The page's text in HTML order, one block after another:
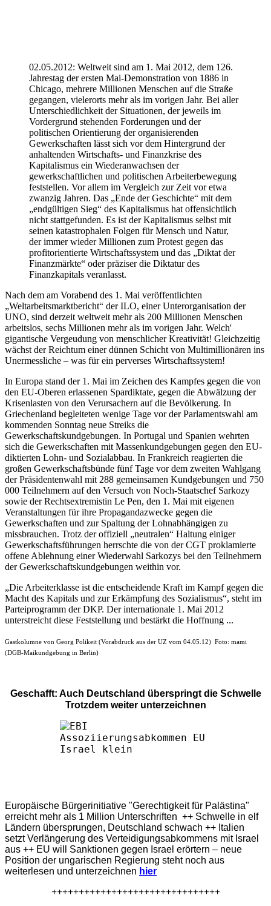
02.05.2012: Weltweit sind am 1. Mai 2012, dem 126.
Jahrestag der ersten Mai-Demonstration von 1886 in
Chicago, mehrere Millionen Menschen auf die Straße
gegangen, vielerorts mehr als im vorigen Jahr. Bei aller
Unterschiedlichkeit der Situationen, der jeweils im
Vordergrund stehenden Forderungen und der
politischen Orientierung der organisierenden
Gewerkschaften lässt sich vor dem Hintergrund der
anhaltenden Wirtschafts- und Finanzkrise des
Kapitalismus ein Wiederanwachsen der
gewerkschaftlichen und politischen Arbeiterbewegung
feststellen. Vor allem im Vergleich zur Zeit vor etwa
zwanzig Jahren. Das „Ende der Geschichte“ mit dem
„endgültigen Sieg“ des Kapitalismus hat offensichtlich
nicht stattgefunden. Es ist der Kapitalismus selbst mit
seinen katastrophalen Folgen für Mensch und Natur,
der immer wieder Millionen zum Protest gegen das
profitorientierte Wirtschaftssystem und das „Diktat der
Finanzmärkte“ oder präziser die Diktatur des
Finanzkapitals veranlasst.
Nach dem am Vorabend des 1. Mai veröffentlichten
„Weltarbeitsmarktbericht“ der ILO, einer Unterorganisation der
UNO, sind derzeit weltweit mehr als 200 Millionen Menschen
arbeitslos, sechs Millionen mehr als im vorigen Jahr. Welch'
gigantische Vergeudung von menschlicher Kreativität! Gleichzeitig
wächst der Reichtum einer dünnen Schicht von Multimillionären ins
Unermessliche – was für ein perverses Wirtschaftssystem!
In Europa stand der 1. Mai im Zeichen des Kampfes gegen die von
den EU-Oberen erlassenen Spardiktate, gegen die Abwälzung der
Krisenlasten von den Verursachern auf die Bevölkerung. In
Griechenland begleiteten wenige Tage vor der Parlamentswahl am
kommenden Sonntag neue Streiks die
Gewerkschaftskundgebungen. In Portugal und Spanien wehrten
sich die Gewerkschaften mit Massenkundgebungen gegen den EU-
diktierten Lohn- und Sozialabbau. In Frankreich reagierten die
großen Gewerkschaftsbünde fünf Tage vor dem zweiten Wahlgang
der Präsidentenwahl mit 288 gemeinsamen Kundgebungen und 750
000 Teilnehmern auf den Versuch von Noch-Staatschef Sarkozy
sowie der Rechtsextremistin Le Pen, den 1. Mai mit eigenen
Veranstaltungen für ihre Propagandazwecke gegen die
Gewerkschaften und zur Spaltung der Lohnabhängigen zu
missbrauchen. Trotz der offiziell „neutralen“ Haltung einiger
Gewerkschaftsführungen herrschte die von der CGT proklamierte
offene Ablehnung einer Wiederwahl Sarkozys bei den Teilnehmern
der Gewerkschaftskundgebungen weithin vor.
„Die Arbeiterklasse ist die entscheidende Kraft im Kampf gegen die
Macht des Kapitals und zur Erkämpfung des Sozialismus“, steht im
Parteiprogramm der DKP. Der internationale 1. Mai 2012
unterstreicht diese Feststellung und bestärkt die Hoffnung ...
Gastkolumne von Georg Polikeit (Vorabdruck aus der UZ vom 04.05.12) Foto: mami
(DGB-Maikundgebung in Berlin)
Geschafft: Auch Deutschland überspringt die Schwelle
Trotzdem weiter unterzeichnen
Europäische Bürgerinitiative "Gerechtigkeit für Palästina"
erreicht mehr als 1 Million Unterschriften ++ Schwelle in elf
Ländern übersprungen, Deutschland schwach ++ Italien
setzt Verlängerung des Verteidigungsabkommens mit Israel
aus ++ EU will Sanktionen gegen Israel erörtern – neue
Position der ungarischen Regierung steht noch aus
weiterlesen und unterzeichnen hier
+++++++++++++++++++++++++++++++